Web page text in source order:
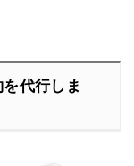
代行しま